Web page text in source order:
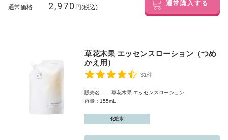
通常価格 2,970 円(税込) 通常購入する
草花木果 エッセンスローション（つめ
かえ用）
31件
販売名 : 草花木果 エッセンスローション
容量：155mL
化粧水